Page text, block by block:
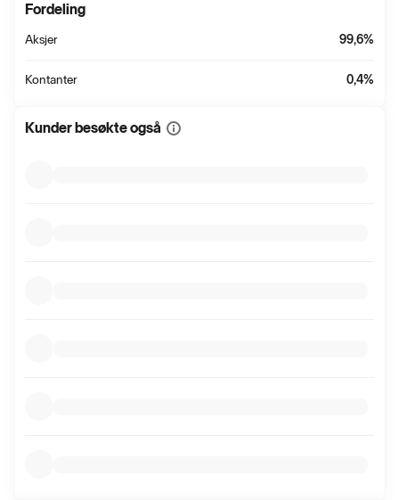
Fordeling
Aksjer 99,6%
Kontanter 0,4%
Kunder besøkte også Vis